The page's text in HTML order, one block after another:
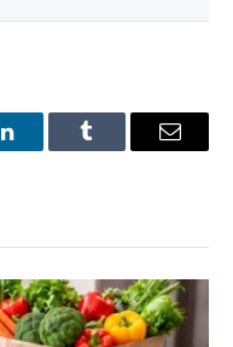
LinkedInTumblr Email